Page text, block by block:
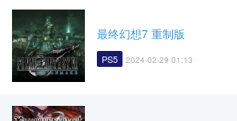
最终幻想7 重制版
PS5 2024-02-29 01:13